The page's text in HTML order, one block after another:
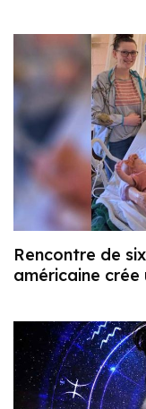
Rencontre de
américaine crée